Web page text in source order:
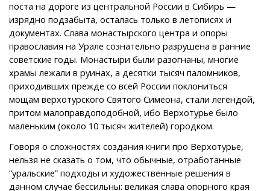
поста на дороге из центральной России в Сибирь —
изрядно подзабыта, осталась только в летописях и
документах. Слава монастырского центра и опоры
православия на Урале сознательно разрушена в ранние
советские годы. Монастыри были разогнаны, многие
храмы лежали в руинах, а десятки тысяч паломников,
приходивших прежде со всей России поклониться
мощам верхотурского Святого Симеона, стали легендой,
притом малоправдоподобной, ибо Верхотурье было
маленьким (около 10 тысяч жителей) городком.
Говоря о сложностях создания книги про Верхотурье,
нельзя не сказать о том, что обычные, отработанные
“уральские” подходы и художественные решения в
данном случае бессильны: великая слава опорного края